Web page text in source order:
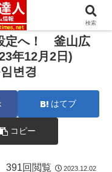
定へ！ 釜山広
年12月2日)
변경
はてブ
コピー
391回閲覧 2023.12.02
検索